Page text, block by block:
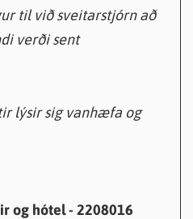
til við sveitarstjórn að
verði sent
lýsir sig vanhæfa og
og hótel - 2208016